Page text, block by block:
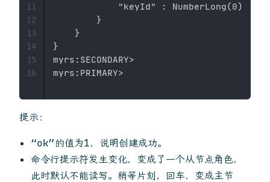
            "keyId" : NumberLong(0)
        }
    }
}
myrs:SECONDARY>
11
12
13
14
15
16
提示：
“ok”的值为1，说明创建成功。
命令行提示符发生变化，变成了一个从节点角色，
此时默认不能读写。稍等片刻，回车，变成主节